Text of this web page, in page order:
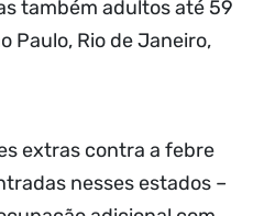
também adultos até 59
Paulo, Rio de Janeiro,
extras contra a febre
nesses estados –